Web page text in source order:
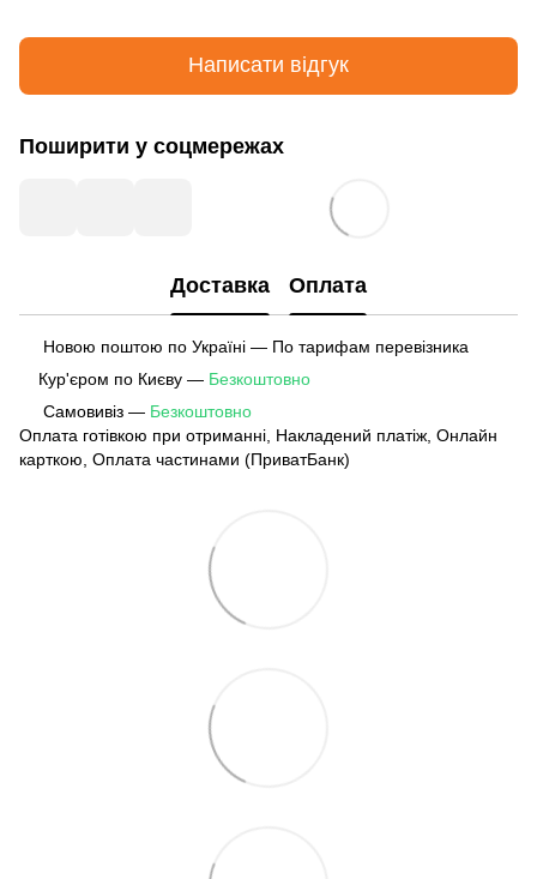
Написати відгук
Поширити у соцмережах
Доставка Оплата
Новою поштою по Україні — По тарифам перевізника
Кур'єром по Києву — Безкоштовно
Самовивіз — Безкоштовно
Оплата готівкою при отриманні, Накладений платіж, Онлайн
карткою, Оплата частинами (ПриватБанк)